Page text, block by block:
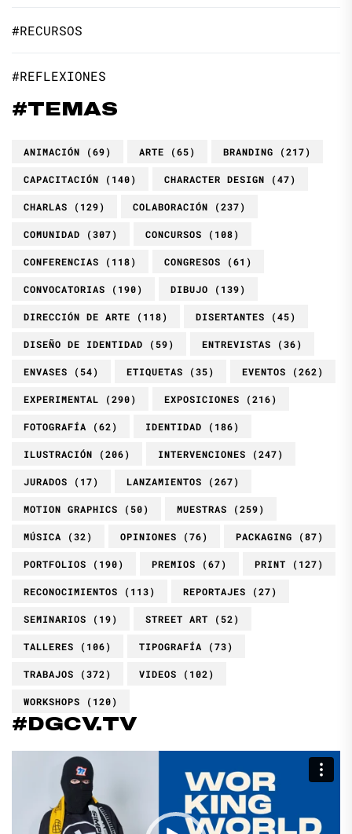
#RECURSOS
#REFLEXIONES
#TEMAS
ANIMACIÓN (69) ARTE (65) BRANDING (217)
CAPACITACIÓN (140) CHARACTER DESIGN (47)
CHARLAS (129) COLABORACIÓN (237)
COMUNIDAD (307) CONCURSOS (108)
CONFERENCIAS (118) CONGRESOS (61)
CONVOCATORIAS (190) DIBUJO (139)
DIRECCIÓN DE ARTE (118) DISERTANTES (45)
DISEÑO DE IDENTIDAD (59) ENTREVISTAS (36)
ENVASES (54) ETIQUETAS (35) EVENTOS (262)
EXPERIMENTAL (290) EXPOSICIONES (216)
FOTOGRAFÍA (62) IDENTIDAD (186)
ILUSTRACIÓN (206) INTERVENCIONES (247)
JURADOS (17) LANZAMIENTOS (267)
MOTION GRAPHICS (50) MUESTRAS (259)
MÚSICA (32) OPINIONES (76) PACKAGING (87)
PORTFOLIOS (190) PREMIOS (67) PRINT (127)
RECONOCIMIENTOS (113) REPORTAJES (27)
SEMINARIOS (19) STREET ART (52)
TALLERES (106) TIPOGRAFÍA (73)
TRABAJOS (372) VIDEOS (102)
WORKSHOPS (120)
#DGCV.TV
Reproductor